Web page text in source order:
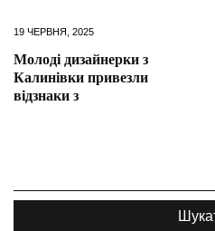
19 ЧЕРВНЯ, 2025
Молоді дизайнерки з
Калинівки привезли
відзнаки з